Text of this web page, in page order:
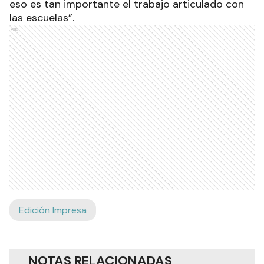
eso es tan importante el trabajo articulado con
las escuelas”.
Ads
Edición Impresa